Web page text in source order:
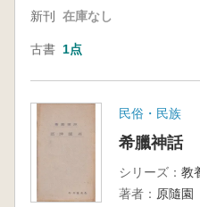
新刊 在庫なし
古書 1点
民俗・民族
希臘神話
シリーズ： 教
著者： 原隨